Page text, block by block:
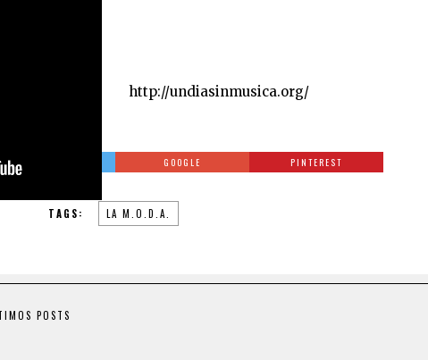
http://undiasinmusica.org/
GOOGLE PINTEREST
TAGS: LA M.O.D.A.
POSTS